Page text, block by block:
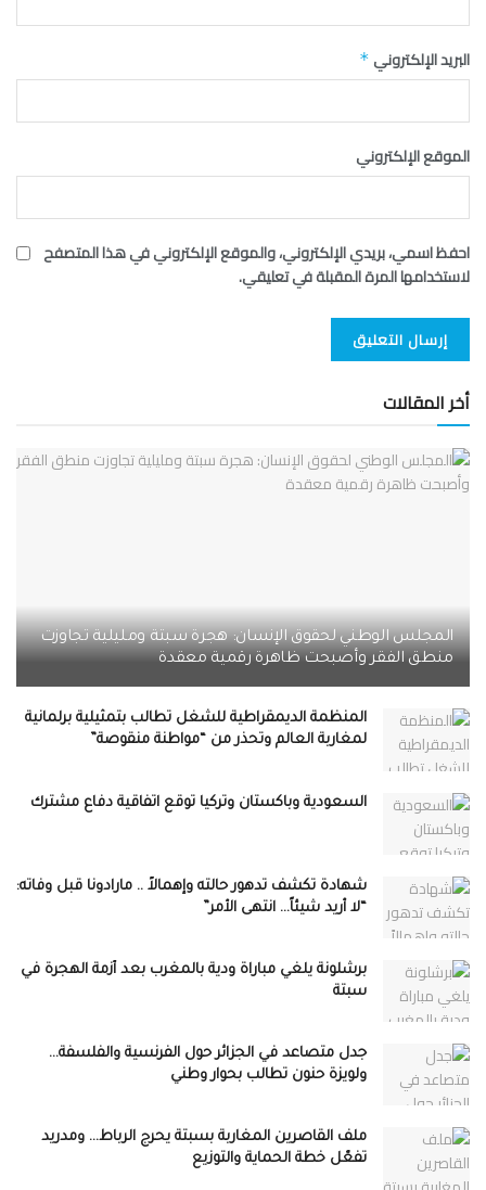
البريد الإلكتروني *
الموقع الإلكتروني
احفظ اسمي، بريدي الإلكتروني، والموقع الإلكتروني في هذا المتصفح
لاستخدامها المرة المقبلة في تعليقي.
أخر المقالات
المجلس الوطني لحقوق الإنسان: هجرة سبتة ومليلية تجاوزت
منطق الفقر وأصبحت ظاهرة رقمية معقدة
المنظمة الديمقراطية للشغل تطالب بتمثيلية برلمانية
لمغاربة العالم وتحذر من “مواطنة منقوصة”
السعودية وباكستان وتركيا توقع اتفاقية دفاع مشترك
شهادة تكشف تدهور حالته وإهمالاً .. مارادونا قبل وفاته:
“لا أريد شيئاً… انتهى الأمر”
برشلونة يلغي مباراة ودية بالمغرب بعد أزمة الهجرة في
سبتة
جدل متصاعد في الجزائر حول الفرنسية والفلسفة…
ولويزة حنون تطالب بحوار وطني
ملف القاصرين المغاربة بسبتة يحرج الرباط… ومدريد
تفعّل خطة الحماية والتوزيع